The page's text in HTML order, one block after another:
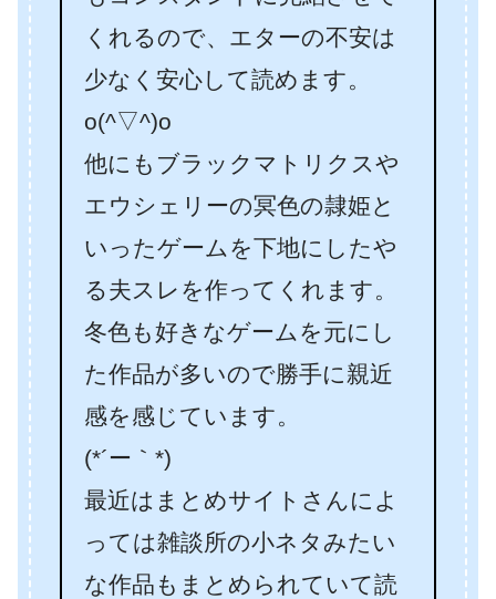
くれるので、エターの不安は
少なく安心して読めます。
o(^▽^)o
他にもブラックマトリクスや
エウシェリーの冥色の隷姫と
いったゲームを下地にしたや
る夫スレを作ってくれます。
冬色も好きなゲームを元にし
た作品が多いので勝手に親近
感を感じています。
(*´ー｀*)
最近はまとめサイトさんによ
っては雑談所の小ネタみたい
な作品もまとめられていて読